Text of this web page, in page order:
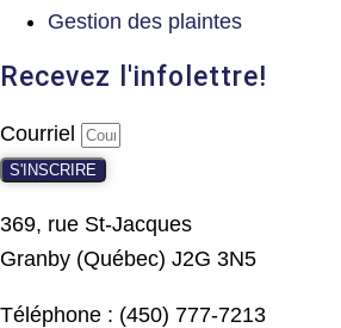
Gestion des plaintes
Recevez l'infolettre!
Courriel
S'INSCRIRE
369, rue St-Jacques
Granby (Québec) J2G 3N5
Téléphone : (450) 777-7213